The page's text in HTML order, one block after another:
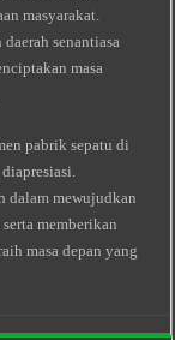
masyarakat.
senantiasa
masa
pabrik sepatu di
dalam mewujudkan
memberikan
masa depan yang